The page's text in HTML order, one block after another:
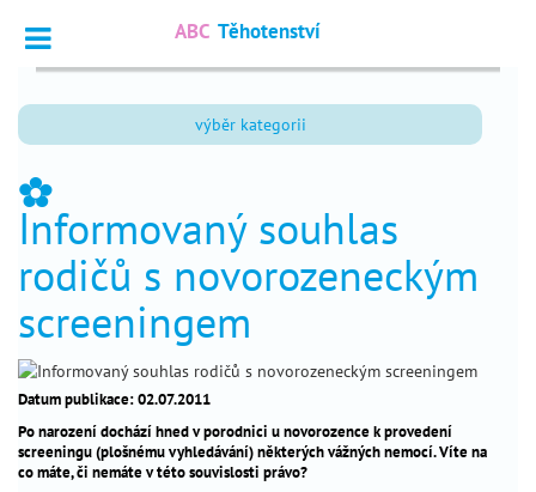
_ Dotazy
Výpočet
termínu
Fórum
čtenářů
nejčtenější
_ chci
otěhotnět
ABC Těhotenství
výběr kategorii
_
Informovaný souhlas
rodičů s novorozeneckým
screeningem
Datum publikace: 02.07.2011
Po narození dochází hned v porodnici u novorozence k provedení
screeningu (plošnému vyhledávání) některých vážných nemocí. Víte na
co máte, či nemáte v této souvislosti právo?